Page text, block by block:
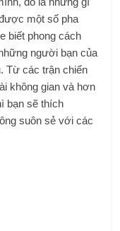
một số pha
biết phong cách
người bạn của
Từ các trận chiến
không gian và hơn
bạn sẽ thích
suôn sẻ với các